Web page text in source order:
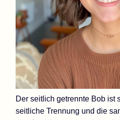
Der seitlich getrennte Bob ist
seitliche Trennung und die